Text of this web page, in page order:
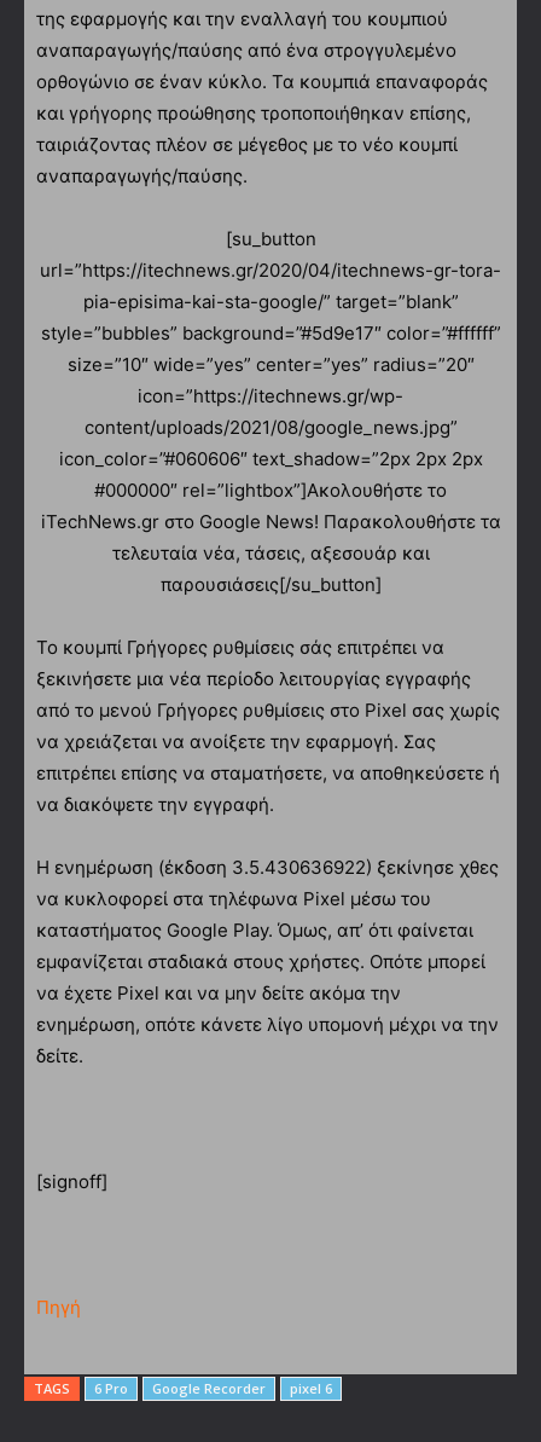
της εφαρμογής και την εναλλαγή του κουμπιού
αναπαραγωγής/παύσης από ένα στρογγυλεμένο
ορθογώνιο σε έναν κύκλο. Τα κουμπιά επαναφοράς
και γρήγορης προώθησης τροποποιήθηκαν επίσης,
ταιριάζοντας πλέον σε μέγεθος με το νέο κουμπί
αναπαραγωγής/παύσης.
[su_button
url=”https://itechnews.gr/2020/04/itechnews-gr-tora-
pia-episima-kai-sta-google/” target=”blank”
style=”bubbles” background=”#5d9e17″ color=”#ffffff”
size=”10″ wide=”yes” center=”yes” radius=”20″
icon=”https://itechnews.gr/wp-
content/uploads/2021/08/google_news.jpg”
icon_color=”#060606″ text_shadow=”2px 2px 2px
#000000″ rel=”lightbox”]Ακολουθήστε το
iTechNews.gr στο Google News! Παρακολουθήστε τα
τελευταία νέα, τάσεις, αξεσουάρ και
παρουσιάσεις[/su_button]
Το κουμπί Γρήγορες ρυθμίσεις σάς επιτρέπει να
ξεκινήσετε μια νέα περίοδο λειτουργίας εγγραφής
από το μενού Γρήγορες ρυθμίσεις στο Pixel σας χωρίς
να χρειάζεται να ανοίξετε την εφαρμογή. Σας
επιτρέπει επίσης να σταματήσετε, να αποθηκεύσετε ή
να διακόψετε την εγγραφή.
Η ενημέρωση (έκδοση 3.5.430636922) ξεκίνησε χθες
να κυκλοφορεί στα τηλέφωνα Pixel μέσω του
καταστήματος Google Play. Όμως, απ’ ότι φαίνεται
εμφανίζεται σταδιακά στους χρήστες. Οπότε μπορεί
να έχετε Pixel και να μην δείτε ακόμα την
ενημέρωση, οπότε κάνετε λίγο υπομονή μέχρι να την
δείτε.
[signoff]
Πηγή
TAGS 6 Pro Google Recorder pixel 6